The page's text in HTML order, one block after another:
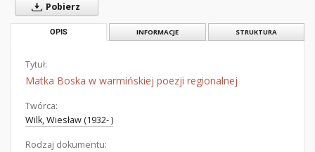
Pobierz
OPIS INFORMACJE STRUKTURA
Tytuł:
Matka Boska w warmińskiej poezji regionalnej
Twórca:
Wilk, Wiesław (1932- )
Rodzaj dokumentu: